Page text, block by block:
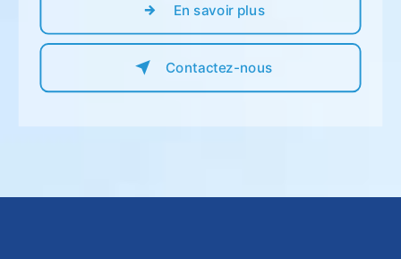
En savoir plus
Contactez-nous